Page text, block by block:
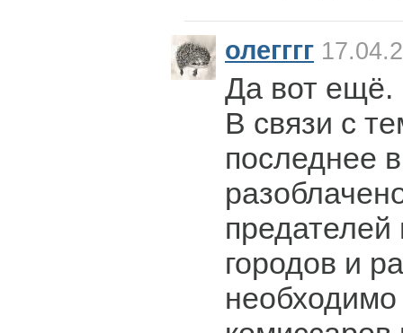
олегггг
Да вот ещё.
В связи с
последнее
предателей
городов и
необходимо